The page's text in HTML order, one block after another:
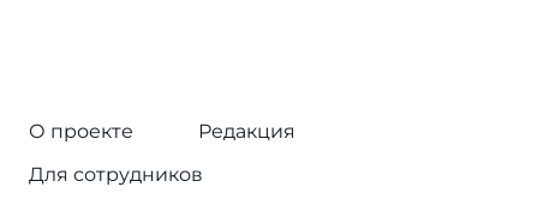
О проекте
Редакция
Для сотрудников